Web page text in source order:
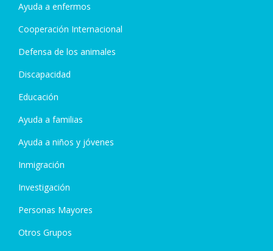
Ayuda a enfermos
Cooperación Internacional
Defensa de los animales
Discapacidad
Educación
Ayuda a familias
Ayuda a niños y jóvenes
Inmigración
Investigación
Personas Mayores
Otros Grupos